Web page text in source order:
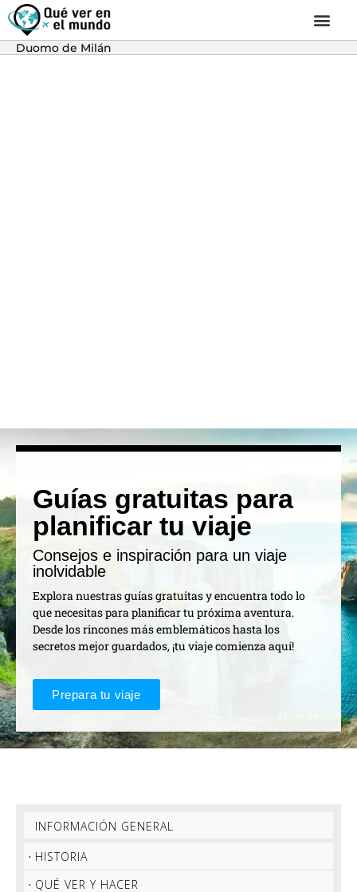
Duomo de Milán
Guías gratuitas para
planificar tu viaje
Consejos e inspiración para un viaje
inolvidable
Explora nuestras guías gratuitas y encuentra todo lo
que necesitas para planificar tu próxima aventura.
Desde los rincones más emblemáticos hasta los
secretos mejor guardados, ¡tu viaje comienza aquí!
Prepara tu viaje
INFORMACIÓN GENERAL
HISTORIA
QUÉ VER Y HACER